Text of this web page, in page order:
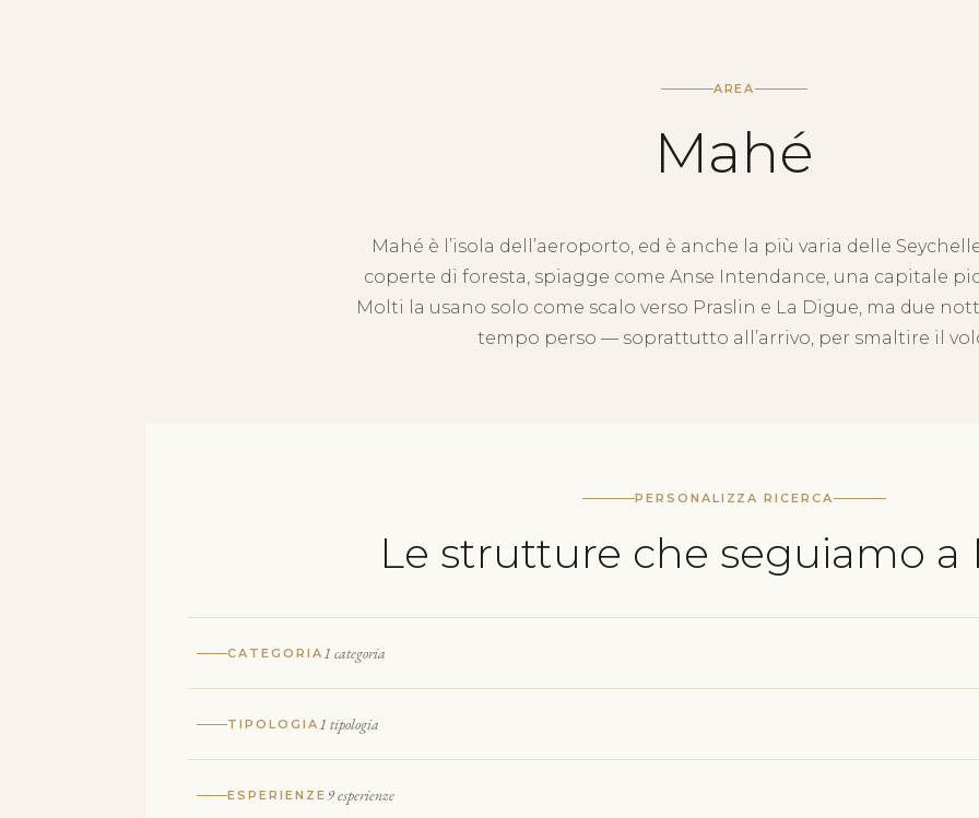
AREA
Mahé
Mahé è l’isola dell’aeroporto, ed è anche la più varia delle
coperte di foresta, spiagge come Anse Intendance, una capitale
Molti la usano solo come scalo verso Praslin e La Digue, ma due
tempo perso — soprattutto all’arrivo, per smaltire il
PERSONALIZZA RICERCA
Le strutture che seguiamo a
CATEGORIA 1 categoria
TIPOLOGIA 1 tipologia
ESPERIENZE 9 esperienze